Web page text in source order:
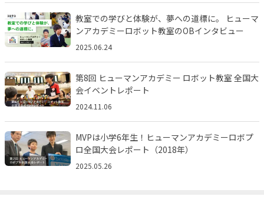
教室での学びと体験が、夢への道標に。 ヒューマ
ンアカデミーロボット教室のOBインタビュー
2025.06.24
第8回 ヒューマンアカデミー ロボット教室 全国大
会イベントレポート
2024.11.06
MVPは小学6年生！ヒューマンアカデミーロボプ
ロ全国大会レポート（2018年）
2025.05.26